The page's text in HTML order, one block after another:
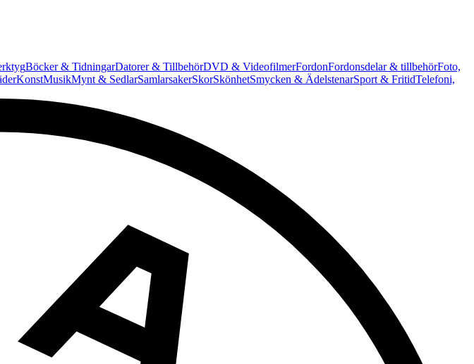
Böcker & TidningarDatorer & TillbehörDVD & VideofilmerFordonFordonsdelar & tillbehörFoto,
KonstMusikMynt & SedlarSamlarsakerSkorSkönhetSmycken & ÄdelstenarSport & FritidTelefoni,